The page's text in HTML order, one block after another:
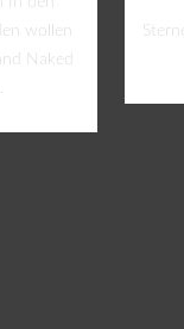
wollen
Naked